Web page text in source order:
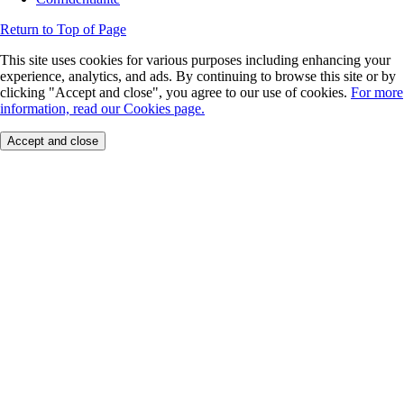
Return to Top of Page
This site uses cookies for various purposes including enhancing your
experience, analytics, and ads. By continuing to browse this site or by
clicking "Accept and close", you agree to our use of cookies. For more
information, read our Cookies page.
Accept and close